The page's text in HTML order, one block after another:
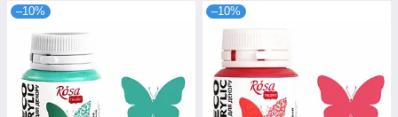
–10% –10%